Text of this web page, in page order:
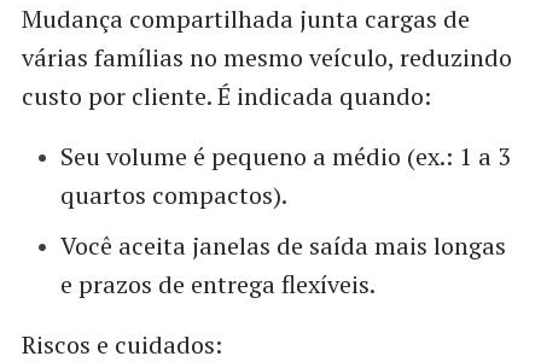
Mudança compartilhada junta cargas de
várias famílias no mesmo veículo, reduzindo
custo por cliente. É indicada quando:
Seu volume é pequeno a médio (ex.: 1 a 3
quartos compactos).
Você aceita janelas de saída mais longas
e prazos de entrega flexíveis.
Riscos e cuidados: